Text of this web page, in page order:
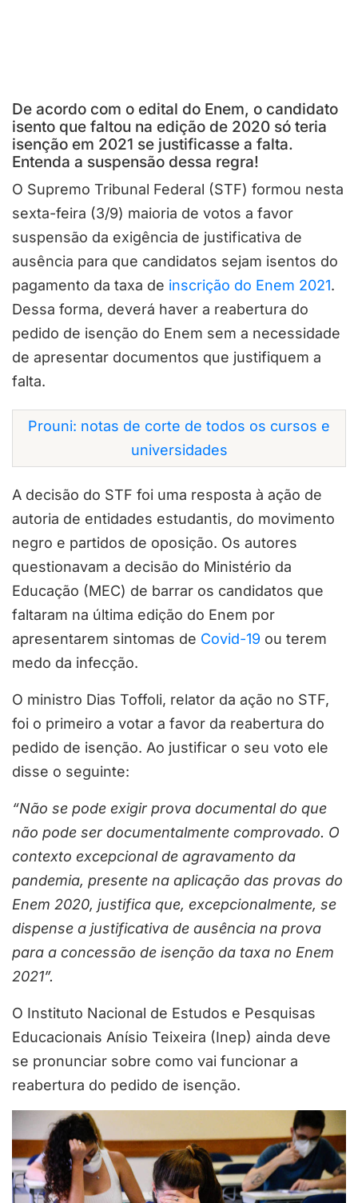
De acordo com o edital do Enem, o candidato
isento que faltou na edição de 2020 só teria
isenção em 2021 se justificasse a falta.
Entenda a suspensão dessa regra!
O Supremo Tribunal Federal (STF) formou nesta
sexta-feira (3/9) maioria de votos a favor
suspensão da exigência de justificativa de
ausência para que candidatos sejam isentos do
pagamento da taxa de inscrição do Enem 2021.
Dessa forma, deverá haver a reabertura do
pedido de isenção do Enem sem a necessidade
de apresentar documentos que justifiquem a
falta.
Prouni: notas de corte de todos os cursos e
universidades
A decisão do STF foi uma resposta à ação de
autoria de entidades estudantis, do movimento
negro e partidos de oposição. Os autores
questionavam a decisão do Ministério da
Educação (MEC) de barrar os candidatos que
faltaram na última edição do Enem por
apresentarem sintomas de Covid-19 ou terem
medo da infecção.
O ministro Dias Toffoli, relator da ação no STF,
foi o primeiro a votar a favor da reabertura do
pedido de isenção. Ao justificar o seu voto ele
disse o seguinte:
“Não se pode exigir prova documental do que
não pode ser documentalmente comprovado. O
contexto excepcional de agravamento da
pandemia, presente na aplicação das provas do
Enem 2020, justifica que, excepcionalmente, se
dispense a justificativa de ausência na prova
para a concessão de isenção da taxa no Enem
2021”.
O Instituto Nacional de Estudos e Pesquisas
Educacionais Anísio Teixeira (Inep) ainda deve
se pronunciar sobre como vai funcionar a
reabertura do pedido de isenção.